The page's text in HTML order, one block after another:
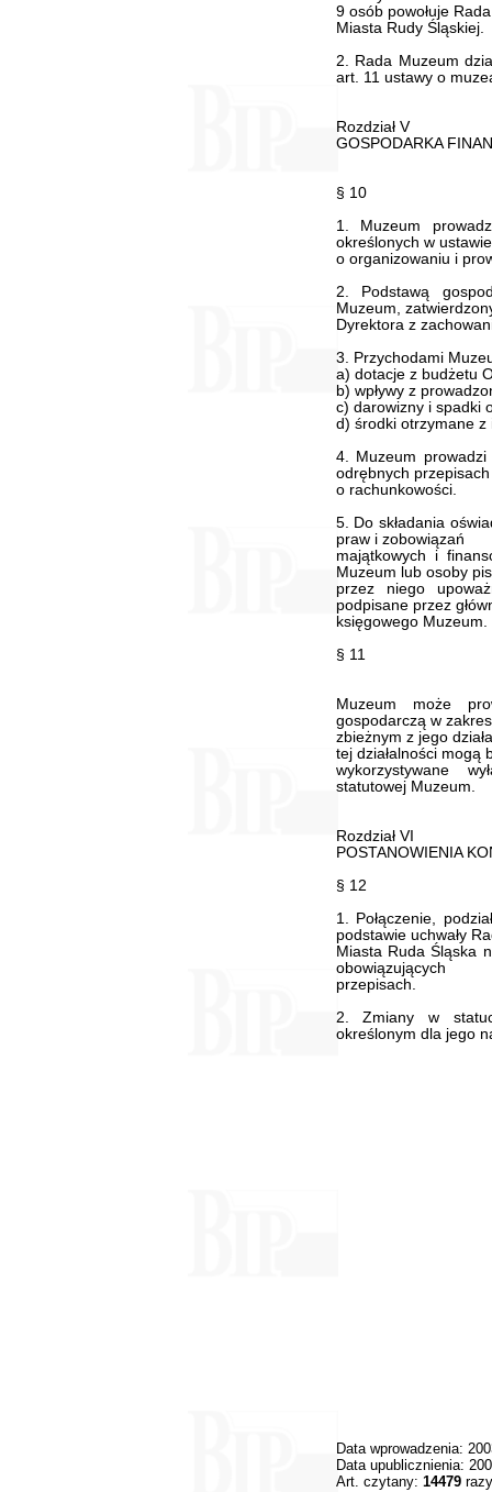
9 osób powołuje Rada
Miasta Rudy Śląskiej.
2. Rada Muzeum
art. 11 ustawy o
Rozdział V
GOSPODARKA
§ 10
1. Muzeum
określonych w ustawie
o organizowaniu i
2. Podstawą
Muzeum,
Dyrektora z
3. Przychodami
a) dotacje z budżetu
b) wpływy z
c) darowizny i spadki
d) środki otrzymane z
4. Muzeum
odrębnych przepisach
o rachunkowości.
5. Do składania
praw i zobowiązań
majątkowych i
Muzeum lub osoby
przez niego
podpisane przez
księgowego Muzeum.
§ 11
Muzeum może
gospodarczą w
zbieżnym z jego
tej działalności mogą
wykorzystywane
statutowej Muzeum.
Rozdział VI
POSTANOWIENIA
§ 12
1. Połączenie,
podstawie uchwały
Miasta Ruda Śląska
obowiązujących
przepisach.
2. Zmiany w
określonym dla jego
Data wprowadzenia:
Data upublicznienia:
Art. czytany: 14479razy